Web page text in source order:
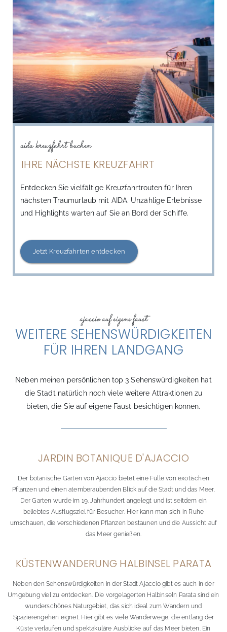
aida kreuzfahrt buchen
IHRE NÄCHSTE KREUZFAHRT
Entdecken Sie vielfältige Kreuzfahrtrouten für Ihren
nächsten Traumurlaub mit AIDA. Unzählige Erlebnisse
und Highlights warten auf Sie an Bord der Schiffe.
Jetzt Kreuzfahrten entdecken
ajaccio​ auf eigene faust
WEITERE SEHENSWÜRDIGKEITEN
FÜR IHREN LANDGANG
Neben meinen persönlichen top 3 Sehenswürdigkeiten hat
die Stadt natürlich noch viele weitere Attraktionen zu
bieten, die Sie auf eigene Faust besichtigen können.
JARDIN BOTANIQUE D'AJACCIO
Der botanische Garten von Ajaccio bietet eine Fülle von exotischen
Pflanzen und einen atemberaubenden Blick auf die Stadt und das Meer.
Der Garten wurde im 19. Jahrhundert angelegt und ist seitdem ein
beliebtes Ausflugsziel für Besucher. Hier kann man sich in Ruhe
umschauen, die verschiedenen Pflanzen bestaunen und die Aussicht auf
das Meer genießen.
KÜSTENWANDERUNG HALBINSEL PARATA
Neben den Sehenswürdigkeiten in der Stadt Ajaccio gibt es auch in der
Umgebung viel zu entdecken. Die vorgelagerten Halbinseln Parata sind ein
wunderschönes Naturgebiet, das sich ideal zum Wandern und
Spazierengehen eignet. Hier gibt es viele Wanderwege, die entlang der
Küste verlaufen und spektakuläre Ausblicke auf das Meer bieten. Ein